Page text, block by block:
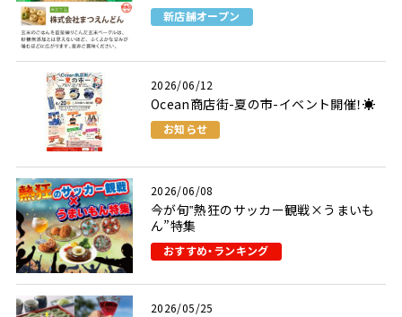
新店舗オープン
2026/06/12
Ocean商店街-夏の市-イベント開催！☀
お知らせ
2026/06/08
今が旬‟熱狂のサッカー観戦×うまいも
ん”特集
おすすめ・ランキング
2026/05/25